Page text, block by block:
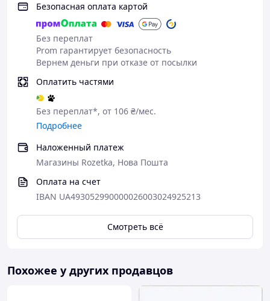
Весь ассортимент наматрасников
Смотреть
Рисунок стежки наматрасника может отличаться
от представленных на фото.
Безопасная оплата картой
Без переплат
Prom гарантирует безопасность
Вернем деньги при отказе от посылки
Оплатить частями
Без переплат*, от 106 ₴/мес.
Подробнее
Наложенный платеж
Магазины Rozetka, Нова Пошта
Оплата на счет
IBAN UA493052990000026003024925213
Смотреть всё
Похожее у других продавцов